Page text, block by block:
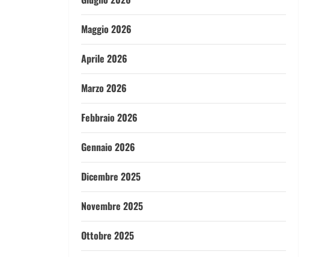
Maggio 2026
Aprile 2026
Marzo 2026
Febbraio 2026
Gennaio 2026
Dicembre 2025
Novembre 2025
Ottobre 2025